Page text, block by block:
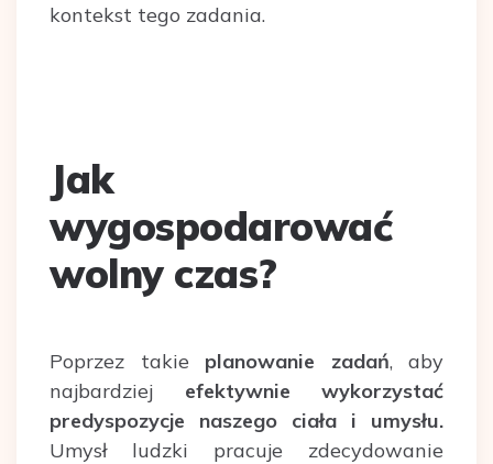
kontekst tego zadania.
Jak
wygospodarować
wolny czas?
Poprzez takie planowanie zadań, aby
najbardziej efektywnie wykorzystać
predyspozycje naszego ciała i umysłu.
Umysł ludzki pracuje zdecydowanie